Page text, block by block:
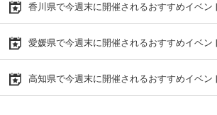
香川県で今週末に開催されるおすすめイベン
愛媛県で今週末に開催されるおすすめイベン
高知県で今週末に開催されるおすすめイベン